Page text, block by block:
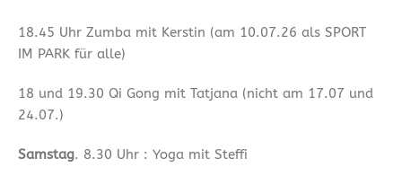
18.45 Uhr Zumba mit Kerstin (am 10.07.26 als SPORT
IM PARK für alle)
18 und 19.30 Qi Gong mit Tatjana (nicht am 17.07 und
24.07.)
Samstag. 8.30 Uhr : Yoga mit Steffi